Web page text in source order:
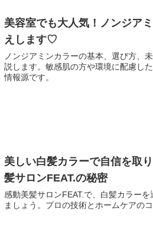
美容室でも大人気！ノンジア
えします♡
ノンジアミンカラーの基本、選び方、
説します。敏感肌の方や環境に配慮し
情報源です。
美しい白髪カラーで自信を取
髪サロンFEAT.の秘密
感動美髪サロンFEAT.で、白髪カラー
ましょう。プロの技術とホームケアの